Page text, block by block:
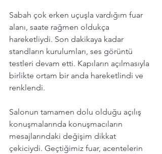
Sabah çok erken uçuşla vardığım fuar
alanı, saate rağmen oldukça
hareketliydi. Son dakikaya kadar
standların kurulumları, ses görüntü
testleri devam etti. Kapıların açılmasıyla
birlikte ortam bir anda hareketlindi ve
renklendi.
Salonun tamamen dolu olduğu açılış
konuşmalarında konuşmacıların
mesajlarındaki değişim dikkat
çekiciydi. Geçtiğimiz fuar, acentelerin